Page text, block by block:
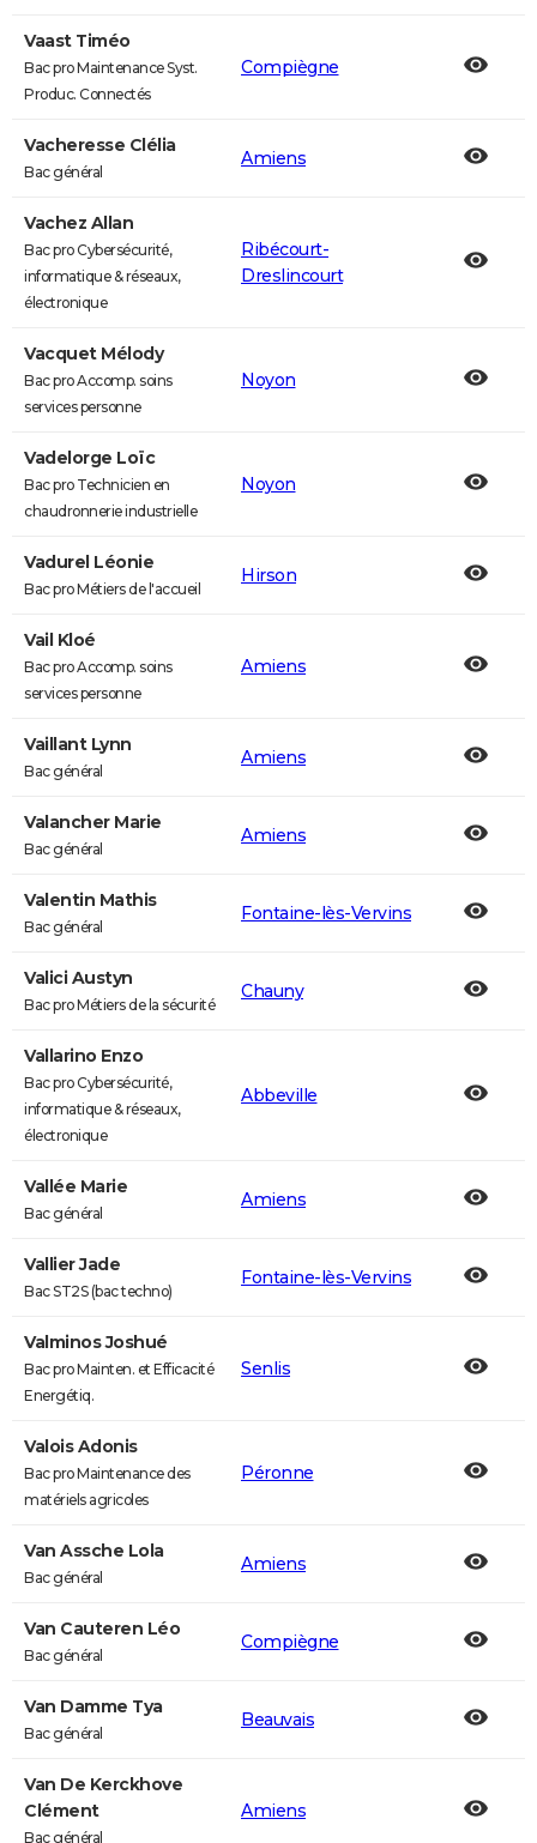
Vaast Timéo
Bac pro Maintenance Syst.
Produc. Connectés
Compiègne
Vacheresse Clélia
Bac général
Amiens
Vachez Allan
Bac pro Cybersécurité,
informatique & réseaux,
électronique
Ribécourt-
Dreslincourt
Vacquet Mélody
Bac pro Accomp. soins
services personne
Noyon
Vadelorge Loïc
Bac pro Technicien en
chaudronnerie industrielle
Noyon
Vadurel Léonie
Bac pro Métiers de l'accueil
Hirson
Vail Kloé
Bac pro Accomp. soins
services personne
Amiens
Vaillant Lynn
Bac général
Amiens
Valancher Marie
Bac général
Amiens
Valentin Mathis
Bac général
Fontaine-lès-Vervins
Valici Austyn
Bac pro Métiers de la sécurité
Chauny
Vallarino Enzo
Bac pro Cybersécurité,
informatique & réseaux,
électronique
Abbeville
Vallée Marie
Bac général
Amiens
Vallier Jade
Bac ST2S (bac techno)
Fontaine-lès-Vervins
Valminos Joshué
Bac pro Mainten. et Efficacité
Energétiq.
Senlis
Valois Adonis
Bac pro Maintenance des
matériels agricoles
Péronne
Van Assche Lola
Bac général
Amiens
Van Cauteren Léo
Bac général
Compiègne
Van Damme Tya
Bac général
Beauvais
Van De Kerckhove
Clément
Bac général
Amiens